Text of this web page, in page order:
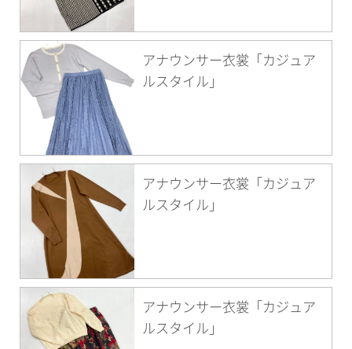
アナウンサー衣裳「カジュア
ルスタイル」
アナウンサー衣裳「カジュア
ルスタイル」
アナウンサー衣裳「カジュア
ルスタイル」